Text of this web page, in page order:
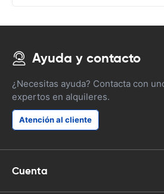
Ayuda y contacto
¿Necesitas ayuda? Contacta con
expertos en alquileres.
Atención al cliente
Cuenta